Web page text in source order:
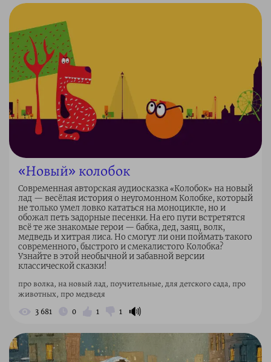
«Новый» колобок
Современная авторская аудиосказка «Колобок» на новый
лад — весёлая история о неугомонном Колобке, который
не только умел ловко кататься на моноцикле, но и
обожал петь задорные песенки. На его пути встретятся
всё те же знакомые герои — бабка, дед, заяц, волк,
медведь и хитрая лиса. Но смогут ли они поймать такого
современного, быстрого и смекалистого Колобка?
Узнайте в этой необычной и забавной версии
классической сказки!
про волка, на новый лад, поучительные, для детского сада, про
животных, про медведя
3 681 0 1 1 🔊